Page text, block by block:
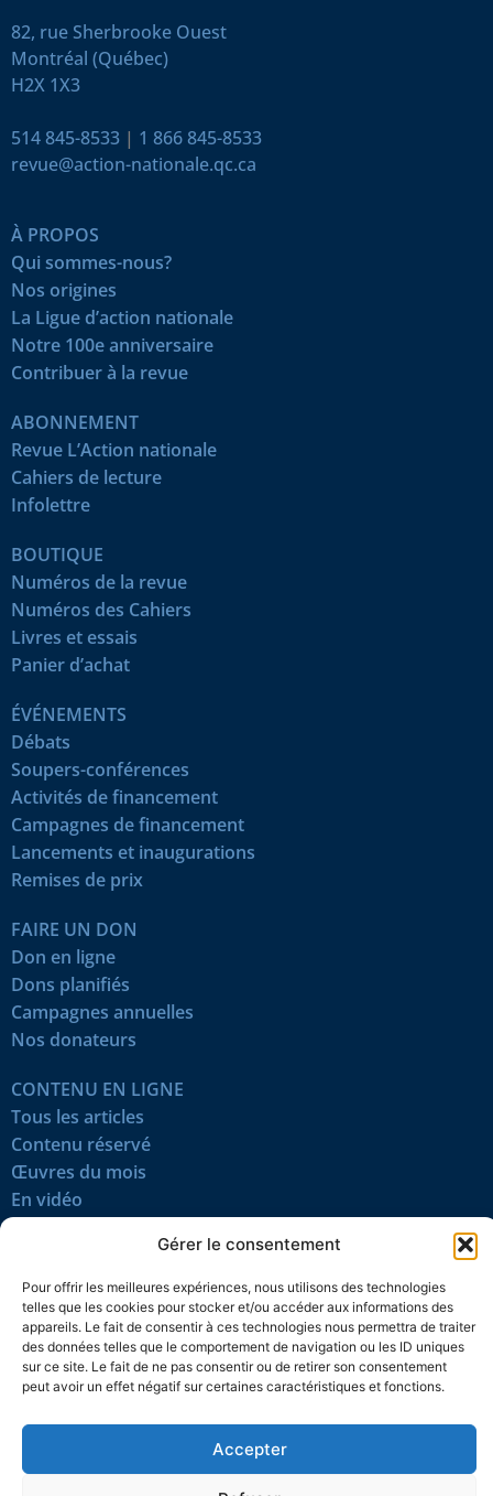
Gérer le consentement
Pour offrir les meilleures expériences, nous utilisons des technologies
telles que les cookies pour stocker et/ou accéder aux informations des
appareils. Le fait de consentir à ces technologies nous permettra de traiter
des données telles que le comportement de navigation ou les ID uniques
sur ce site. Le fait de ne pas consentir ou de retirer son consentement
peut avoir un effet négatif sur certaines caractéristiques et fonctions.
Accepter
82, rue Sherbrooke Ouest
Montréal (Québec)
H2X 1X3
514 845-8533 | 1 866 845-8533
revue@action-nationale.qc.ca
À PROPOS
Qui sommes-nous?
Nos origines
La Ligue d’action nationale
Notre 100e anniversaire
Contribuer à la revue
ABONNEMENT
Revue L’Action nationale
Cahiers de lecture
Infolettre
BOUTIQUE
Numéros de la revue
Numéros des Cahiers
Livres et essais
Panier d’achat
ÉVÉNEMENTS
Débats
Soupers-conférences
Activités de financement
Campagnes de financement
Lancements et inaugurations
Remises de prix
FAIRE UN DON
Don en ligne
Dons planifiés
Campagnes annuelles
Nos donateurs
CONTENU EN LIGNE
Tous les articles
Contenu réservé
Œuvres du mois
En vidéo
SUIVEZ-NOUS